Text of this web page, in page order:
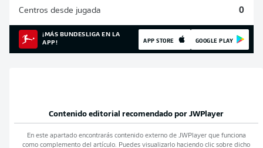
Centros desde jugada 0
¡MÁS BUNDESLIGA EN LA
APP!
APP STORE GOOGLE PLAY
Contenido editorial recomendado por JWPlayer
En este apartado encontrarás contenido externo de JWPlayerque funciona
como complemento del artículo. Puedes visualizarlo haciendo clic sobre dicho